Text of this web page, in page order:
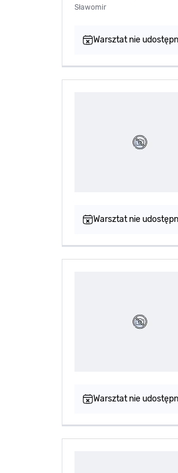
Sławomir
Warsztat nie
Warsztat nie
Warsztat nie